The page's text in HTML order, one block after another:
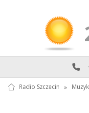
Radio Szczecin »